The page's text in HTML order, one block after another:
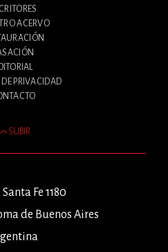
ACERVO
DE PRIVACIDAD
SUBIR
Fe 1180
de Buenos Aires